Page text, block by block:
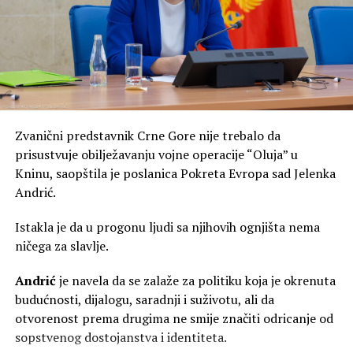
biračkom tijelu. Time se neminovno otvara pitanje gdje
prestaje pastirska služba, a počinje politički angažman.
Ako je zadatak jednog mitropolita da čuva jedinstvo
Crkve, onda svaka riječ koja produbljuje podjele među
vjernicima predstavlja razlog za zabrinutost. Još više
sredstvo u političkim sukobima koji nemaju mnogo veze
sa Jevanđeljem.
Odluka Sabora SPC da Eparhiju budimljansko-nikšićku
same Srpske pravoslavne crkve u Crnoj Gori. Da li je taj
potez bio isključivo crkveni ili je imao i širu političku
Najveći gubitnici u svemu ovome nijesu ni Vučić, ni
Joanikije, ni Metodije. Gubitnici su vjernici koji od svojih
duhovnih pastira očekuju mir, pomirenje i jedinstvo, a
Zvanični predstavnik Crne Gore nije trebalo da
prisustvuje obilježavanju vojne operacije “Oluja” u
Kninu, saopštila je poslanica Pokreta Evropa sad Jelenka
Andrić.
Istakla je da u progonu ljudi sa njihovih ognjišta nema
ničega za slavlje.
Andrićje navela da se zalaže za politiku koja je okrenuta
budućnosti, dijalogu, saradnji i suživotu, ali da
otvorenost prema drugima ne smije značiti odricanje od
sopstvenog dostojanstva i identiteta.